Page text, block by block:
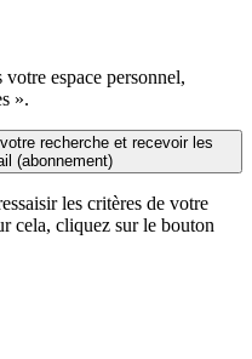
espace personnel,
».
recherche et recevoir les
(abonnement)
les critères de votre
cela, cliquez sur le bouton